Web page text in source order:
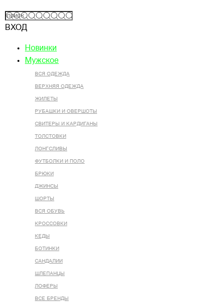
ВХОД
Новинки
Мужское
ВСЯ ОДЕЖДА
ВЕРХНЯЯ ОДЕЖДА
ЖИЛЕТЫ
РУБАШКИ И ОВЕРШОТЫ
СВИТЕРЫ И КАРДИГАНЫ
ТОЛСТОВКИ
ЛОНГСЛИВЫ
ФУТБОЛКИ И ПОЛО
БРЮКИ
ДЖИНСЫ
ШОРТЫ
ВСЯ ОБУВЬ
КРОССОВКИ
КЕДЫ
БОТИНКИ
САНДАЛИИ
ШЛЕПАНЦЫ
ЛОФЕРЫ
ВСЕ БРЕНДЫ